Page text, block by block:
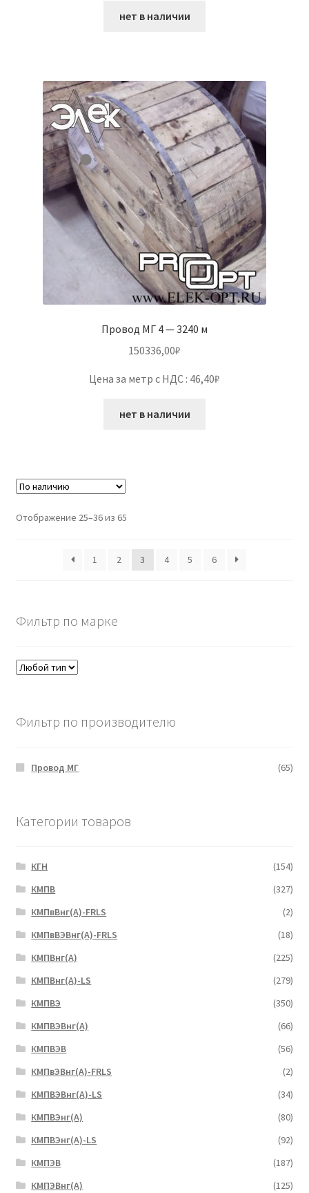
нет в наличии
Провод МГ 4 — 3240 м
150336,00₽
Цена за метр с НДС : 46,40₽
нет в наличии
Отображение 25–36 из 65
1 2 3 4 5 6
Фильтр по марке
Фильтр по производителю
Провод МГ (65)
Категории товаров
КГН
(154)
КМПВ
(327)
КМПвВнг(А)-FRLS
(2)
КМПвВЭВнг(А)-FRLS
(18)
КМПВнг(А)
(225)
КМПВнг(А)-LS
(279)
КМПВЭ
(350)
КМПВЭBнг(А)
(66)
КМПВЭВ
(56)
КМПвЭВнг(А)-FRLS
(2)
КМПВЭВнг(А)-LS
(34)
КМПВЭнг(А)
(80)
КМПВЭнг(А)-LS
(92)
КМПЭВ
(187)
КМПЭВнг(А)
(125)